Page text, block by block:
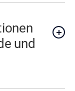
und